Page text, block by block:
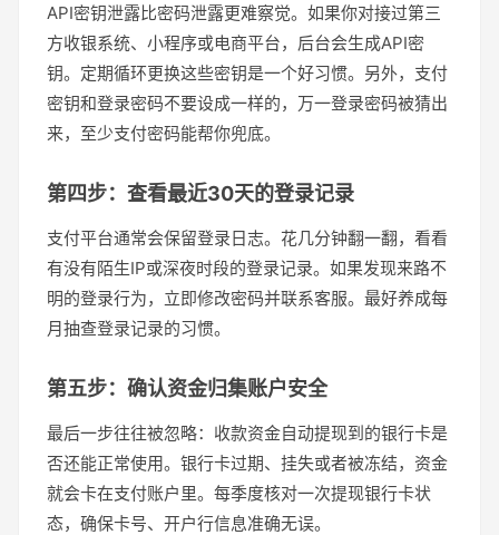
API密钥泄露比密码泄露更难察觉。如果你对接过第三
方收银系统、小程序或电商平台，后台会生成API密
钥。定期循环更换这些密钥是一个好习惯。另外，支付
密钥和登录密码不要设成一样的，万一登录密码被猜出
来，至少支付密码能帮你兜底。
第四步：查看最近30天的登录记录
支付平台通常会保留登录日志。花几分钟翻一翻，看看
有没有陌生IP或深夜时段的登录记录。如果发现来路不
明的登录行为，立即修改密码并联系客服。最好养成每
月抽查登录记录的习惯。
第五步：确认资金归集账户安全
最后一步往往被忽略：收款资金自动提现到的银行卡是
否还能正常使用。银行卡过期、挂失或者被冻结，资金
就会卡在支付账户里。每季度核对一次提现银行卡状
态，确保卡号、开户行信息准确无误。